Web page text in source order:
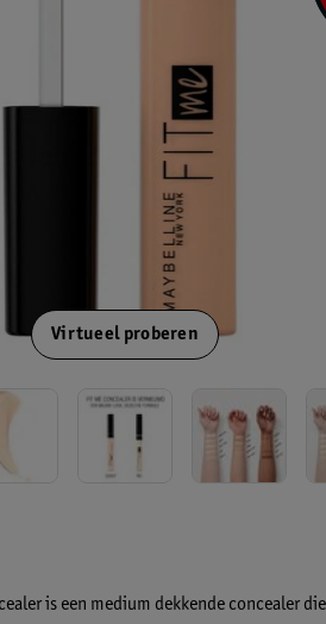
Virtueel proberen
is een medium dekkende concealer